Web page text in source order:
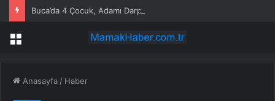
Buca’da 4 Çocuk, Adamı Darp Etti
Menü
Anasayfa / Haber